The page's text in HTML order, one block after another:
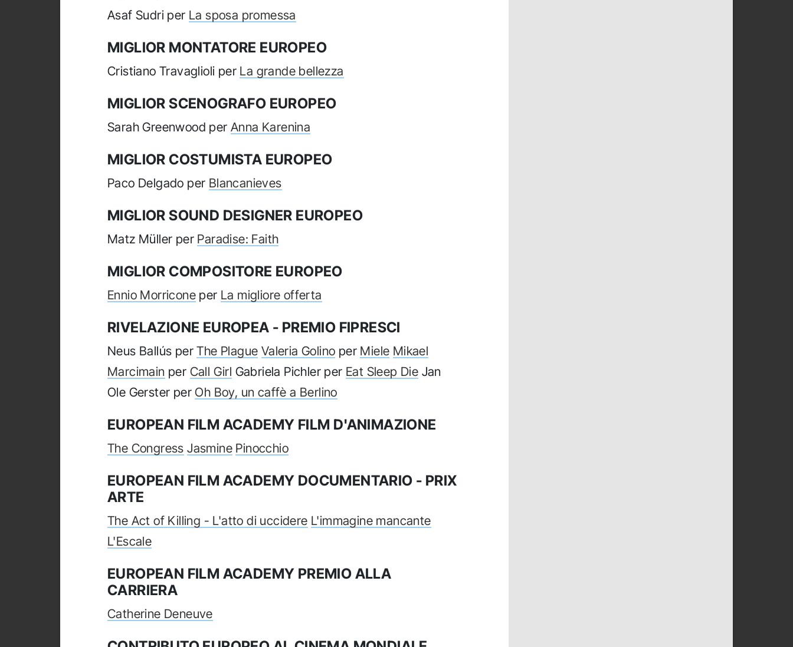
Asaf Sudri per La sposa promessa
MIGLIOR MONTATORE EUROPEO
Cristiano Travaglioli per La grande bellezza
MIGLIOR SCENOGRAFO EUROPEO
Sarah Greenwood per Anna Karenina
MIGLIOR COSTUMISTA EUROPEO
Paco Delgado per Blancanieves
MIGLIOR SOUND DESIGNER EUROPEO
Matz Müller per Paradise: Faith
MIGLIOR COMPOSITORE EUROPEO
Ennio Morricone per La migliore offerta
RIVELAZIONE EUROPEA - PREMIO FIPRESCI
Neus Ballús perThe Plague Valeria Golino per Miele Mikael
Marcimain per Call Girl Gabriela Pichler per Eat Sleep Die Jan
Ole Gerster perOh Boy, un caffè a Berlino
EUROPEAN FILM ACADEMY FILM D'ANIMAZIONE
The Congress Jasmine Pinocchio
EUROPEAN FILM ACADEMY DOCUMENTARIO - PRIX
ARTE
The Act of Killing - L'atto di uccidere L'immagine mancante
L'Escale
EUROPEAN FILM ACADEMY PREMIO ALLA
CARRIERA
Catherine Deneuve